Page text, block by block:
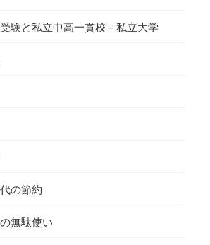
験と私立中高一貫校＋私立大学
の節約
無駄使い